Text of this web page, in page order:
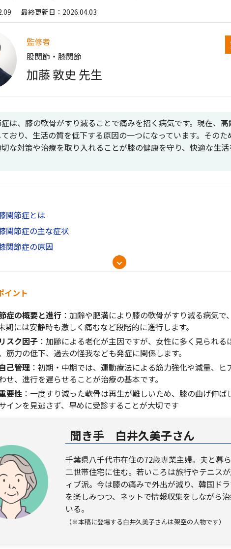
最終更新日：2026.04.03
監修者
股関節・膝関節
加藤 敦史 先生
は、膝の軟骨がすり減ることで痛みを招く病気です。現在、
おり、生活の質を低下する原因の一つになっています。その
な対策や治療を取り入れることが膝の健康を守り、快適な生
関節症とは
関節症の主な症状
関節症の原因
のポイント
イント
症の概要と進行 ：加齢や肥満により膝の軟骨がすり減る病気で
期には安静時も激しく痛むなど段階的に進行します。
スク因子 ：加齢による老化が主因ですが、女性に多く見られる
筋力の低下、過去の怪我なども発症に関係します。
己管理 ：初期・中期では、運動療法による筋力強化や減量、ヒ
せ、進行を遅らせることが治療の基本です。
要性 ：一度すり減った軟骨は再生が難しいため、膝の曲げ伸ば
インを見逃さず、早めに受診することが大切です
聞き手 白井久美子さん
千葉県八千代市在住の72歳専業主婦。夫と暮
二世帯住宅に住む。若いころは旅行やテニス
ィブ派。今は膝の痛みで外出が減り、韓国ド
を楽しみつつ、ネットで情報収集をしながら
いる。
（※本稿に登場する白井久美子さんは架空の人物です）